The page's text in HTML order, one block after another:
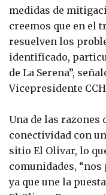
medidas de
creemos que en el
resuelven los
identificado,
de La Serena”,
Vicepresidente
Una de las razones
conectividad con
sitio El Olivar, lo
comunidades, “nos
ya que une la